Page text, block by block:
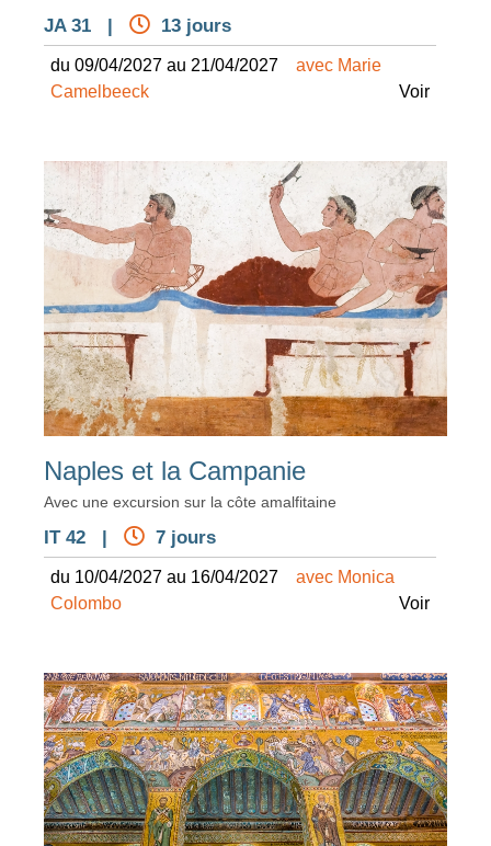
JA 31 | 13 jours
du 09/04/2027 au 21/04/2027
avec Marie
Camelbeeck
Voir
Naples et la Campanie
Avec une excursion sur la côte amalfitaine
IT 42 | 7 jours
du 10/04/2027 au 16/04/2027
avec Monica
Colombo
Voir